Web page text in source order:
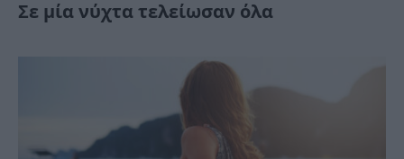
Σε μία νύχτα τελείωσαν όλα